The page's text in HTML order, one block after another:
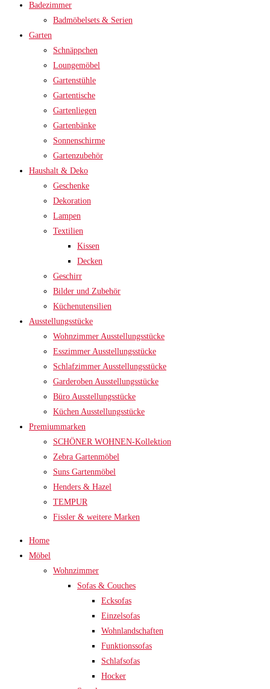
Badezimmer
Badmöbelsets & Serien
Garten
Schnäppchen
Loungemöbel
Gartenstühle
Gartentische
Gartenliegen
Gartenbänke
Sonnenschirme
Gartenzubehör
Haushalt & Deko
Geschenke
Dekoration
Lampen
Textilien
Kissen
Decken
Geschirr
Bilder und Zubehör
Küchenutensilien
Ausstellungsstücke
Wohnzimmer Ausstellungsstücke
Esszimmer Ausstellungsstücke
Schlafzimmer Ausstellungsstücke
Garderoben Ausstellungsstücke
Büro Ausstellungsstücke
Küchen Ausstellungsstücke
Premiummarken
SCHÖNER WOHNEN-Kollektion
Zebra Gartenmöbel
Suns Gartenmöbel
Henders & Hazel
TEMPUR
Fissler & weitere Marken
Home
Möbel
Wohnzimmer
Sofas & Couches
Ecksofas
Einzelsofas
Wohnlandschaften
Funktionssofas
Schlafsofas
Hocker